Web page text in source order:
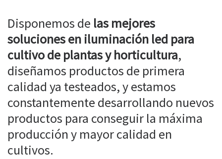
Disponemos de las mejores
soluciones en iluminación led para
cultivo de plantas y horticultura,
diseñamos productos de primera
calidad ya testeados, y estamos
constantemente desarrollando nuevos
productos para conseguir la máxima
producción y mayor calidad en
cultivos.